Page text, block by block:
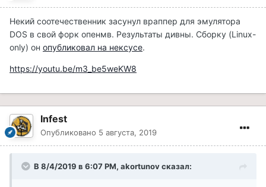
Некий соотечественник засунул враппер для эмулятора
DOS в свой форк опенмв. Результаты дивны. Сборку (Linux-
only) он опубликовал на нексусе.
https://youtu.be/m3_be5weKW8
Infest
Опубликовано 5 августа, 2019
В 8/4/2019 в 6:07 PM, akortunov сказал: